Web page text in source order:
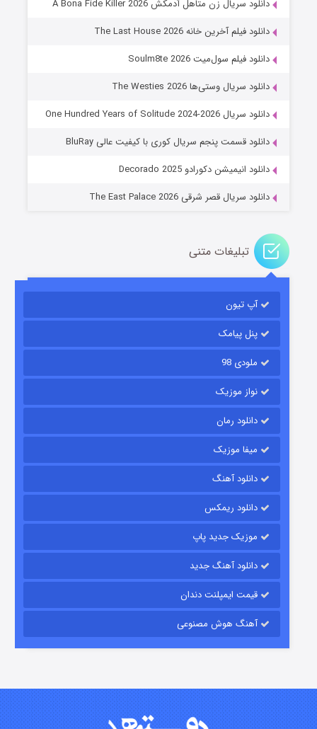
قسمت۲ (زیرنویس) منتشر شد
قسمت
قسمت۷ (زیرنویس) منتشر شد
دانلود سریال زن متاهل آدمکش A Bona Fide Killer 2026
دانلود فیلم آخرین خانه The Last House 2026
دانلود فیلم سول‌میت Soulm8te 2026
دانلود سریال وستی‌ها The Westies 2026
دانلود سریال One Hundred Years of Solitude 2024-2026
دانلود قسمت پنجم سریال کوری با کیفیت عالی BluRay
دانلود انیمیشن دکورادو Decorado 2025
دانلود سریال قصر شرقی The East Palace 2026
تبلیغات متنی
آپ تیون
پنل پیامک
ملودی 98
نواز موزیک
دانلود رمان
میفا موزیک
دانلود آهنگ
دانلود ریمکس
موزیک جدید پاپ
دانلود آهنگ جدید
قیمت ایمپلنت دندان
آهنگ هوش مصنوعی